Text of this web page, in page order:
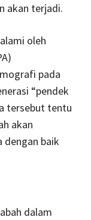
akan terjadi.
oleh
pada
“pendek
tersebut tentu
akan
dengan baik
dalam